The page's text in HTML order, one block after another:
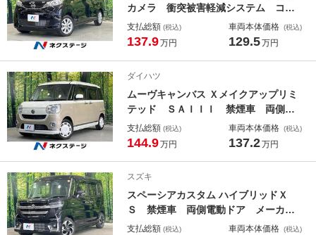
カメラ 衝突被害軽減システム コー
ナーセンサー スマートキー 純正１
４インチアルミ 線逸脱警報 オート
支払総額 (税込)
137.9万円
車両本体価格 (税込)
129.5万円
ダイハツ
ムーヴキャンバス Ｘメイクアップリミ
テッド ＳＡＩＩＩ 禁煙車 両側電
動ドア ＳＤナビ 全周囲カメラ 衝
突被害軽減システム ドラレコ コー
警報 オートライト オートエアコン
支払総額 (税込)
144.9万円
車両本体価格 (税込)
137.2万円
スズキ
スペーシアカスタム ハイブリッドＸ
Ｓ 禁煙車 両側電動ドア メーカＯ
Ｐ９型ナビ 全周囲カメラ フルセグ
支払総額 (税込) 車両本体価格 (税込)